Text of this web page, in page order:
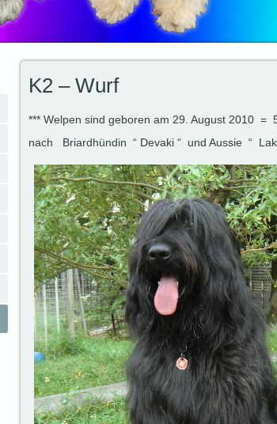
K2 – Wurf
*** Welpen sind geboren am 29. August 2010 =
nach Briardhündin “ Devaki “ und Aussie “